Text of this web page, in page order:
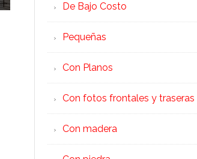
De Bajo Costo
Pequeñas
Con Planos
Con fotos frontales y traseras
Con madera